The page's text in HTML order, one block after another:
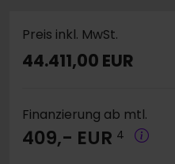
Preis inkl. MwSt.
44.411,00 EUR
Finanzierung ab mtl.
409,- EUR 4